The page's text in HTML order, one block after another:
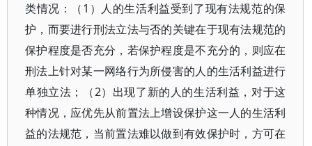
类情况：（1）人的生活利益受到了现有法规范的保
护，而要进行刑法立法与否的关键在于现有法规范的
保护程度是否充分，若保护程度是不充分的，则应在
刑法上针对某一网络行为所侵害的人的生活利益进行
单独立法；（2）出现了新的人的生活利益，对于这
种情况，应优先从前置法上增设保护这一人的生活利
益的法规范，当前置法难以做到有效保护时，方可在